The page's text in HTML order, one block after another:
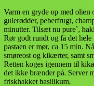
Varm en gryde op med
gulerødder, peberfrugt,
minutter. Tilsæt nu pure`,
Rør godt rundt og få det
pastaen er mør, ca 15 min.
smøreost og kikærter, samt
Retten koges igennem til
det ikke brænder på. Server
friskhakket basilikum.